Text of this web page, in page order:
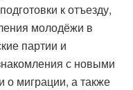
к отъезду,
молодёжи в
партии и
с новыми
о миграции, а также